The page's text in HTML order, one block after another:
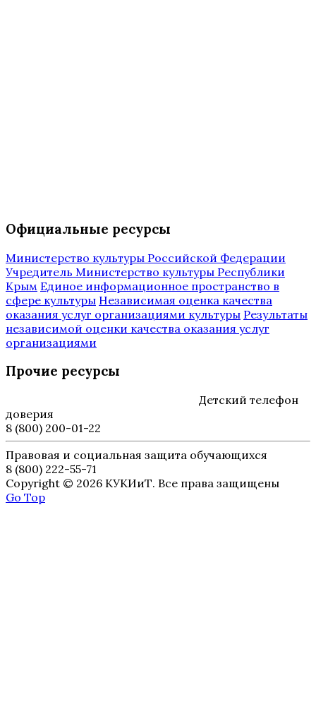
Официальные ресурсы
Министерство культуры Российской Федерации
Учредитель Министерство культуры Республики
Крым Единое информационное пространство в
сфере культуры Независимая оценка качества
оказания услуг организациями культуры Результаты
независимой оценки качества оказания услуг
организациями
Прочие ресурсы
Детский телефон
доверия
8 (800) 200-01-22
Правовая и социальная защита обучающихся
8 (800) 222-55-71
Copyright © 2026 КУКИиТ. Все права защищены
Go Top